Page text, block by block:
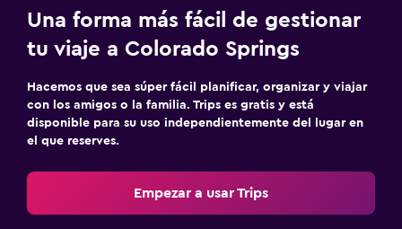
Una forma más fácil de gestionar
tu viaje a Colorado Springs
Hacemos que sea súper fácil planificar, organizar y viajar
con los amigos o la familia. Trips es gratis y está
disponible para su uso independientemente del lugar en
el que reserves.
Empezar a usar Trips